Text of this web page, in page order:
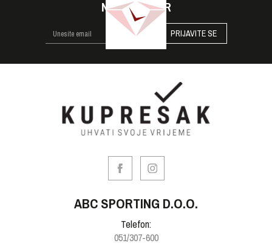
NEWSLETTER
PRIJAVITE SE
ABC SPORTING D.O.O.
Telefon:
051/307-600